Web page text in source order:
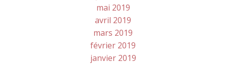
mai 2019
avril 2019
mars 2019
février 2019
janvier 2019